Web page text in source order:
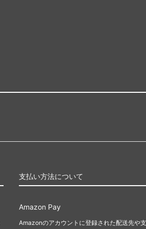
支払い方法について
Amazon Pay
Amazonのアカウントに登録された配送先や